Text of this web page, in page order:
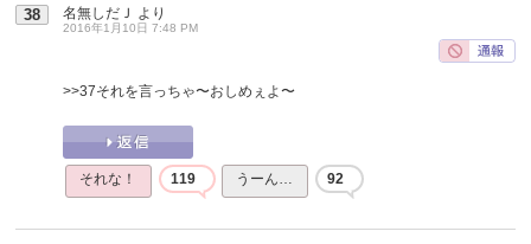
38 名無しだＪ より
2016年1月10日 7:48 PM
>>37それを言っちゃ〜おしめぇよ〜
それな！ 119 うーん… 92